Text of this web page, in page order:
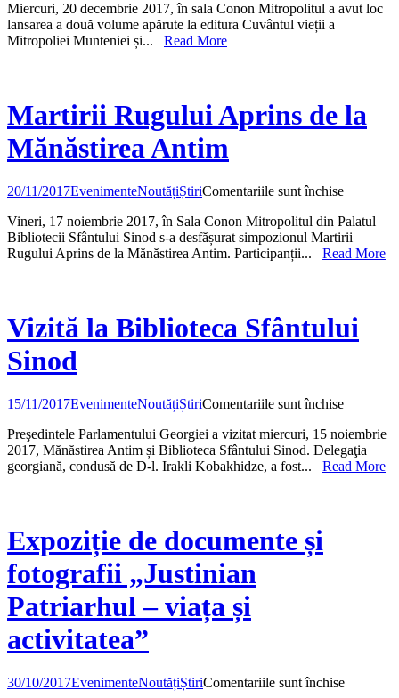
lansare
Sinod
Miercuri, 20 decembrie 2017, în sala Conon Mitropolitul a avut loc
lansarea a două volume apărute la editura Cuvântul vieții a
Mitropoliei Munteniei și... Read More
Martirii Rugului Aprins de la
Mănăstirea Antim
20/11/2017EvenimenteNoutățiȘtiriComentariile sunt închisepentru
Rugului
Aprins
de
Vineri, 17 noiembrie 2017, în Sala Conon Mitropolitul din Palatul
Bibliotecii Sfântului Sinod s-a desfășurat simpozionul Martirii
Rugului Aprins de la Mănăstirea Antim. Participanții... Read More
Vizită la Biblioteca Sfântului
Sinod
15/11/2017EvenimenteNoutățiȘtiriComentariile sunt închisepentru
la
Biblioteca
Sfântului
Preşedintele Parlamentului Georgiei a vizitat miercuri, 15 noiembrie
2017, Mănăstirea Antim și Biblioteca Sfântului Sinod. Delegaţia
georgiană, condusă de D-l. Irakli Kobakhidze, a fost... Read More
Expoziție de documente și
fotografii „Justinian
Patriarhul – viața și
activitatea”
30/10/2017EvenimenteNoutățiȘtiriComentariile sunt închisepentru